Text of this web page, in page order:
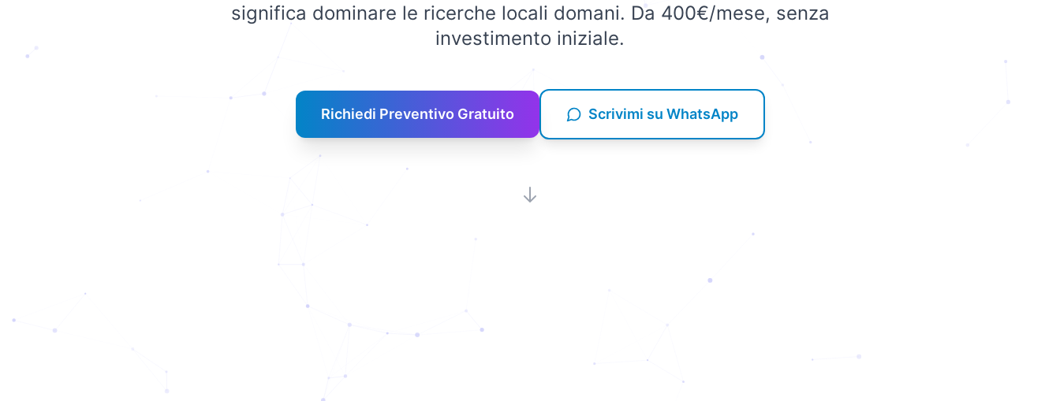
significa dominare le ricerche locali domani. Da 400€/mese, senza
investimento iniziale.
Richiedi Preventivo Gratuito Scrivimi su WhatsApp